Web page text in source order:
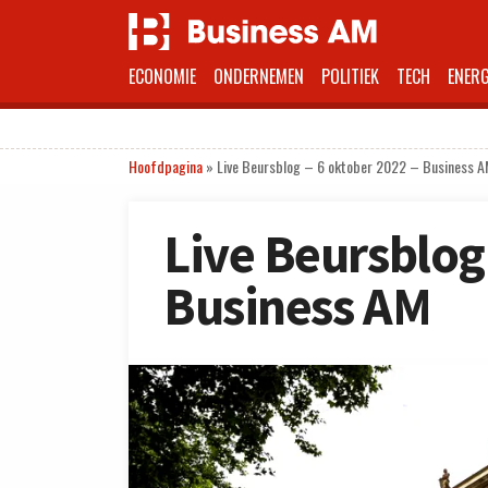
ECONOMIE ONDERNEMEN POLITIEK TECH
Hoofdpagina» Live Beursblog – 6 oktober 2022 – Business
Live
Business AM